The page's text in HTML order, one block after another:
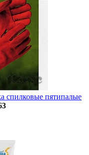
спилковые пятипалые